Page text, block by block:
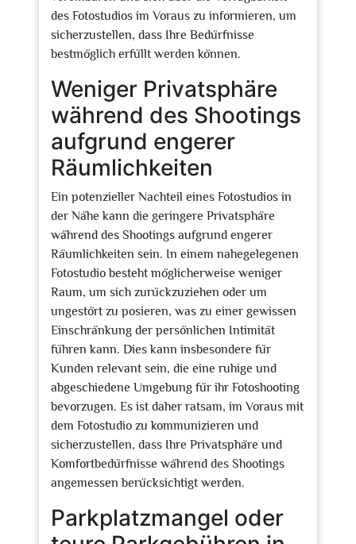
des Fotostudios im Voraus zu informieren, um
sicherzustellen, dass Ihre Bedürfnisse
bestmöglich erfüllt werden können.
Weniger Privatsphäre
während des Shootings
aufgrund engerer
Räumlichkeiten
Ein potenzieller Nachteil eines Fotostudios in
der Nähe kann die geringere Privatsphäre
während des Shootings aufgrund engerer
Räumlichkeiten sein. In einem nahegelegenen
Fotostudio besteht möglicherweise weniger
Raum, um sich zurückzuziehen oder um
ungestört zu posieren, was zu einer gewissen
Einschränkung der persönlichen Intimität
führen kann. Dies kann insbesondere für
Kunden relevant sein, die eine ruhige und
abgeschiedene Umgebung für ihr Fotoshooting
bevorzugen. Es ist daher ratsam, im Voraus mit
dem Fotostudio zu kommunizieren und
sicherzustellen, dass Ihre Privatsphäre und
Komfortbedürfnisse während des Shootings
angemessen berücksichtigt werden.
Parkplatzmangel oder